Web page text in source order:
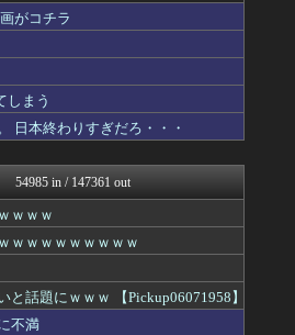
速報
肉速報
こ速(〃'∇'〃)？
あ言えばForYou
チンコ・パチスロ.com
ビット速報
アルファルファモザイク＠ネ...
1 NEWS.
日本第一！ニュース録
世界転生まとめ速報
ールデンタイムズ
界の憂鬱 海外・韓国の反...
がコチラ
しまう
日本終わりすぎだろ・・・
54985 in / 147361 out
ｗｗｗ
ｗｗｗｗｗｗｗｗｗ
話題にｗｗｗ 【Pickup06071958】
不満